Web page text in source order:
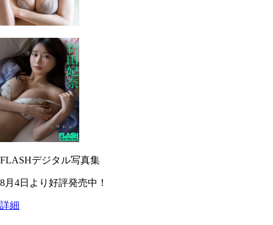
FLASHデジタル写真集
8月4日より好評発売中！
詳細